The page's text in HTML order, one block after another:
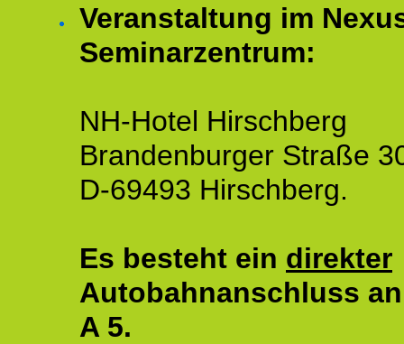
Veranstaltung im
Seminarzentrum:
NH-Hotel Hirschberg
Brandenburger Straße
D-69493 Hirschberg.
Es besteht ein direkter
Autobahnanschluss
A 5.